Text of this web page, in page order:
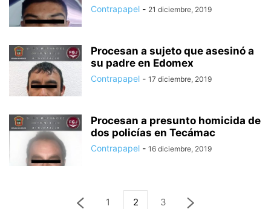
Contrapapel - 21 diciembre, 2019
Procesan a sujeto que asesinó a
su padre en Edomex
Contrapapel - 17 diciembre, 2019
Procesan a presunto homicida de
dos policías en Tecámac
Contrapapel - 16 diciembre, 2019
1 2 3